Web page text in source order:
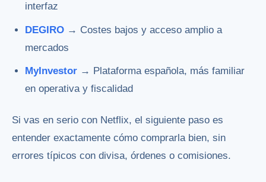
interfaz
DEGIRO → Costes bajos y acceso amplio a
mercados
MyInvestor → Plataforma española, más familiar
en operativa y fiscalidad
Si vas en serio con Netflix, el siguiente paso es
entender exactamente cómo comprarla bien, sin
errores típicos con divisa, órdenes o comisiones.